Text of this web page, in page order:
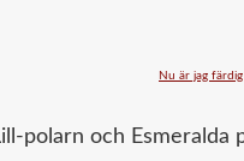
polarn och